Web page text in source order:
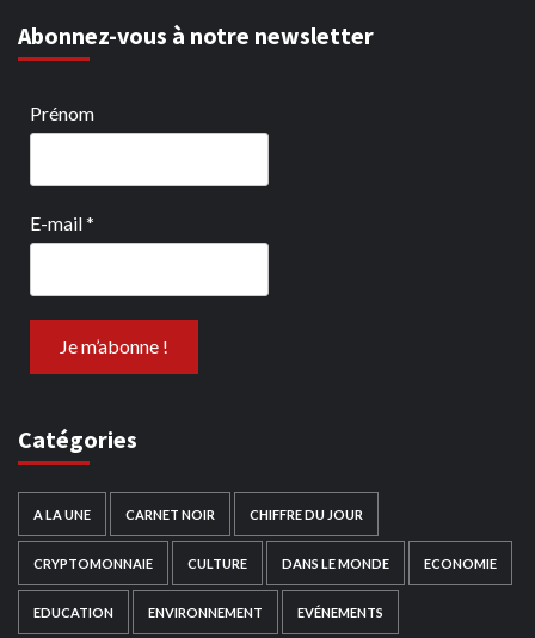
Abonnez-vous à notre newsletter
Prénom
E-mail*
Catégories
A LA UNE CARNET NOIR CHIFFRE DU JOUR
CRYPTOMONNAIE CULTURE DANS LE MONDE ECONOMIE
EDUCATION ENVIRONNEMENT EVÉNEMENTS